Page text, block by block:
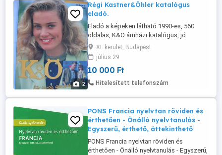
2
Régi Kastner&Öhler katalógus
eladó.
Eladó a képeken látható 1990-es, 560
oldalas, K&Ö áruházi katalógus, jó
állapotban. Személyes átvétellel a 11.
kerületben. Telefon .
XI. kerület, Budapest
július 29
10 000 Ft
Hitelesített telefonszám
PONS Francia nyelvtan röviden és
érthetően - Önálló nyelvtanulás -
Egyszerű, érthető, áttekinthető
PONS Francia nyelvtan röviden és
érthetően - Önálló nyelvtanulás - Egyszerű,